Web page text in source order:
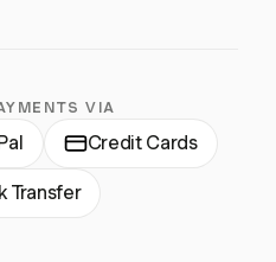
VIA
Credit Cards
Transfer